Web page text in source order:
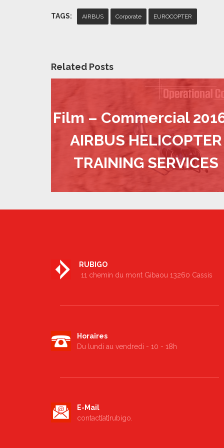
TAGS: AIRBUS Corporate EUROCOPTER
Related Posts
Film – Commercial
AIRBUS HELICOPTER
TRAINING SERVICES
RUBIGO
11 chemin du mont Gibaou 13260 Cassis
Horaires
Du lundi au vendredi - 10 - 18h
E-Mail
contact[at]rubigo.